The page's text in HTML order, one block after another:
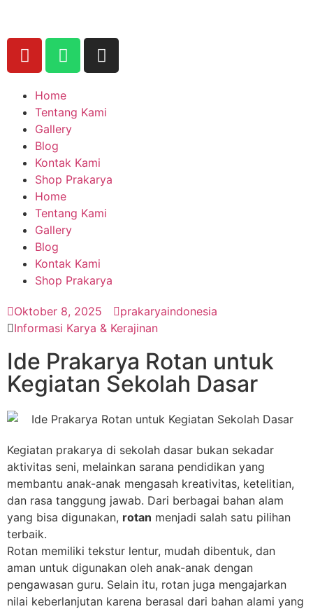
Home
Tentang Kami
Gallery
Blog
Kontak Kami
Shop Prakarya
Home
Tentang Kami
Gallery
Blog
Kontak Kami
Shop Prakarya
Oktober 8, 2025
prakaryaindonesia
Informasi Karya & Kerajinan
Ide Prakarya Rotan untuk
Kegiatan Sekolah Dasar
Kegiatan prakarya di sekolah dasar bukan sekadar
aktivitas seni, melainkan sarana pendidikan yang
membantu anak-anak mengasah kreativitas, ketelitian,
dan rasa tanggung jawab. Dari berbagai bahan alam
yang bisa digunakan, rotan menjadi salah satu pilihan
terbaik.
Rotan memiliki tekstur lentur, mudah dibentuk, dan
aman untuk digunakan oleh anak-anak dengan
pengawasan guru. Selain itu, rotan juga mengajarkan
nilai keberlanjutan karena berasal dari bahan alami yang